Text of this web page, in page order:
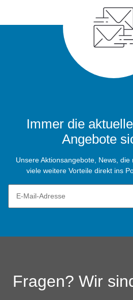
Immer die
Angebote
Unsere Aktionsangebote, News,
viele weitere Vorteile direkt ins
Fragen? Wir